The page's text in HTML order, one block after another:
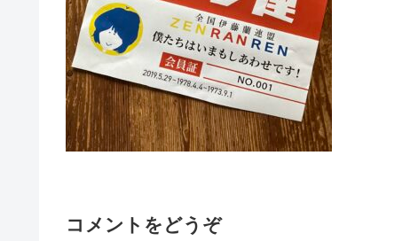
コメントをどうぞ